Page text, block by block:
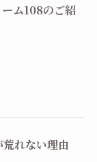
ム108のご紹
れない理由